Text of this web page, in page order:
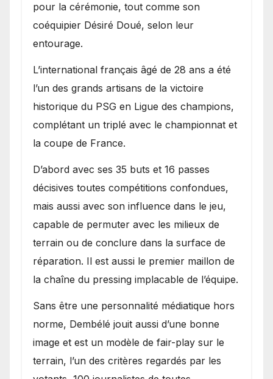
pour la cérémonie, tout comme son
coéquipier Désiré Doué, selon leur
entourage.
L’international français âgé de 28 ans a été
l’un des grands artisans de la victoire
historique du PSG en Ligue des champions,
complétant un triplé avec le championnat et
la coupe de France.
D’abord avec ses 35 buts et 16 passes
décisives toutes compétitions confondues,
mais aussi avec son influence dans le jeu,
capable de permuter avec les milieux de
terrain ou de conclure dans la surface de
réparation. Il est aussi le premier maillon de
la chaîne du pressing implacable de l’équipe.
Sans être une personnalité médiatique hors
norme, Dembélé jouit aussi d’une bonne
image et est un modèle de fair-play sur le
terrain, l’un des critères regardés par les